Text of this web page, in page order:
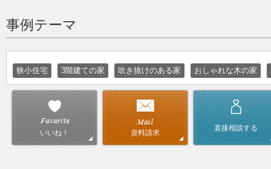
事例テーマ
狭小住宅 3階建ての家 吹き抜けのある家 おしゃれな木の家
いいね！ 資料請求
直接相談する